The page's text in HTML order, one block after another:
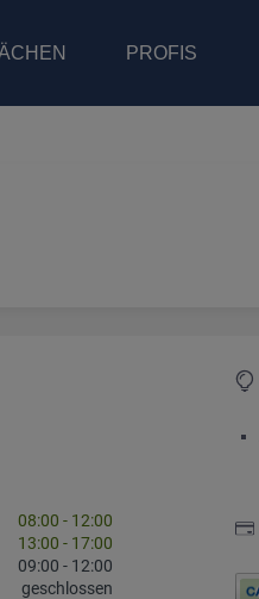
PROFIS
08:00 - 12:00
13:00 - 17:00
09:00 - 12:00
geschlossen